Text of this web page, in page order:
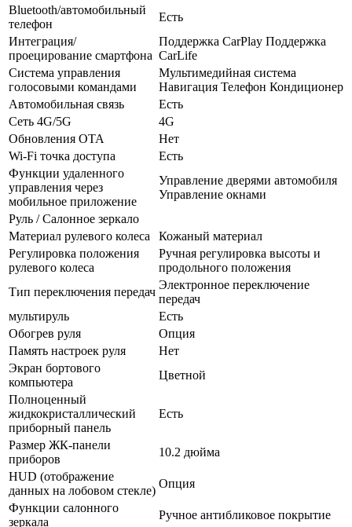
Bluetooth/автомобильный
телефон
Есть
Интеграция/
проецирование смартфона
Поддержка CarPlay Поддержка
CarLife
Система управления
голосовыми командами
Мультимедийная система
Навигация Телефон Кондиционер
Автомобильная связь
Есть
Сеть 4G/5G
4G
Обновления OTA
Нет
Wi-Fi точка доступа
Есть
Функции удаленного
управления через
мобильное приложение
Управление дверями автомобиля
Управление окнами
Руль / Салонное зеркало
Материал рулевого колеса
Кожаный материал
Регулировка положения
рулевого колеса
Ручная регулировка высоты и
продольного положения
Тип переключения передач
Электронное переключение
передач
мультируль
Есть
Обогрев руля
Опция
Память настроек руля
Нет
Экран бортового
компьютера
Цветной
Полноценный
жидкокристаллический
приборный панель
Есть
Размер ЖК-панели
приборов
10.2 дюйма
HUD (отображение
данных на лобовом стекле)
Опция
Функции салонного
зеркала
Ручное антибликовое покрытие